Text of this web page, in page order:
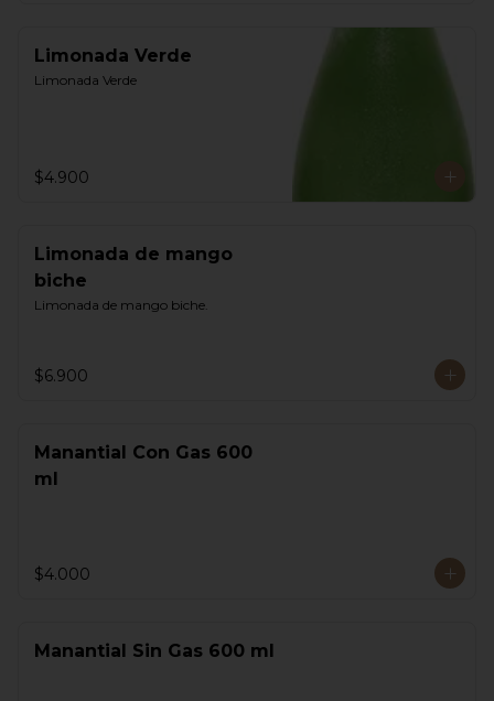
Limonada Verde
Limonada Verde
$4.900
Limonada de mango
biche
Limonada de mango biche.
$6.900
Manantial Con Gas 600
ml
$4.000
Manantial Sin Gas 600 ml